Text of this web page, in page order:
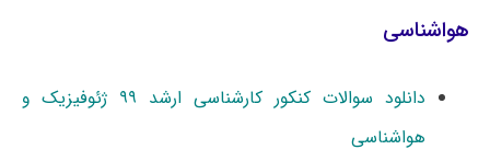
هواشناسی
دانلود سوالات کنکور کارشناسی ارشد ۹۹ ژئوفیزیک و
هواشناسی